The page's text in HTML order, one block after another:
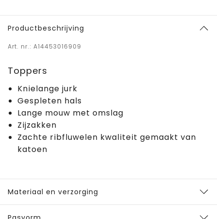
Productbeschrijving
Art. nr.: A14453016909
Toppers
Knielange jurk
Gespleten hals
Lange mouw met omslag
Zijzakken
Zachte ribfluwelen kwaliteit gemaakt van
katoen
Materiaal en verzorging